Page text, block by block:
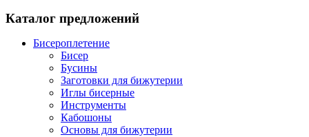
Каталог предложений
Бисероплетение
Бисер
Бусины
Заготовки для бижутерии
Иглы бисерные
Инструменты
Кабошоны
Основы для бижутерии